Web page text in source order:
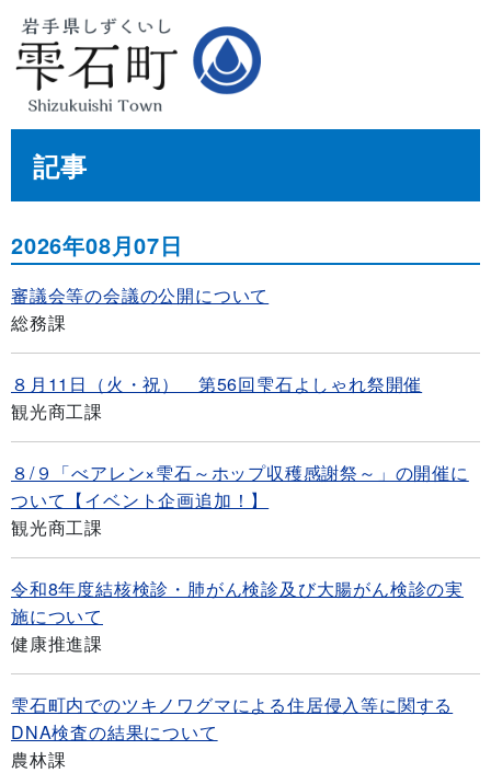
記事
2026年08月07日
審議会等の会議の公開について
総務課
８月11日（火・祝） 第56回雫石よしゃれ祭開催
観光商工課
８/９「べアレン×雫石～ホップ収穫感謝祭～」の開催に
ついて【イベント企画追加！】
観光商工課
令和8年度結核検診・肺がん検診及び大腸がん検診の実
施について
健康推進課
雫石町内でのツキノワグマによる住居侵入等に関する
DNA検査の結果について
農林課